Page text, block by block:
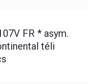
FR * asym.
téli